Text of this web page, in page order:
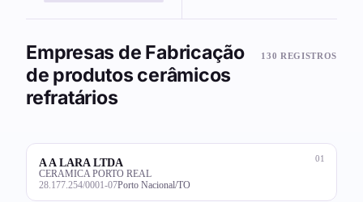
Empresas de Fabricação
de produtos cerâmicos
refratários
130 REGISTROS
01
A A LARA LTDA
CERAMICA PORTO REAL
28.177.254/0001-07Porto Nacional/TO